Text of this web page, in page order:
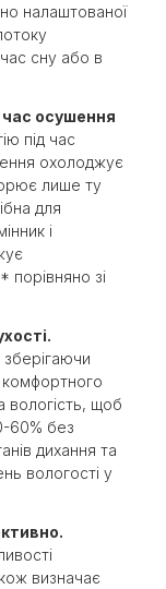
налаштованої
сну або в
осушення
під час
охолоджує
лише ту
для
і
порівняно зі
щоб
60% без
дихання та
вологості у
визначає